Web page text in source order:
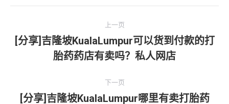
章
上一页
上
一
[分享]吉隆坡KualaLumpur可以货到付款的打
胎药药店有卖吗？私人网店
下一页
[分享]吉隆坡KualaLumpur哪里有卖打胎药